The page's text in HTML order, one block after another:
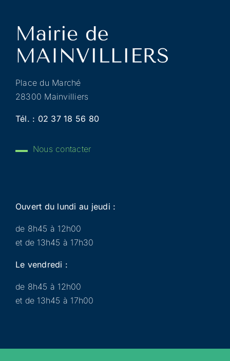
Place du Marché
28300 Mainvilliers
Tél. : 02 37 18 56 80
Nous contacter
Ouvert du lundi au jeudi :
de 8h45 à 12h00
et de 13h45 à 17h30
Le vendredi :
de 8h45 à 12h00
et de 13h45 à 17h00